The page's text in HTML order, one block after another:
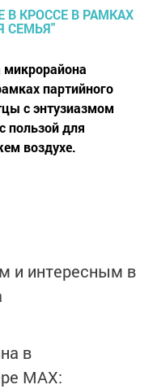
микрорайона
партийного
с энтузиазмом
пользой для
воздухе.
и интересным в
в
MАХ: